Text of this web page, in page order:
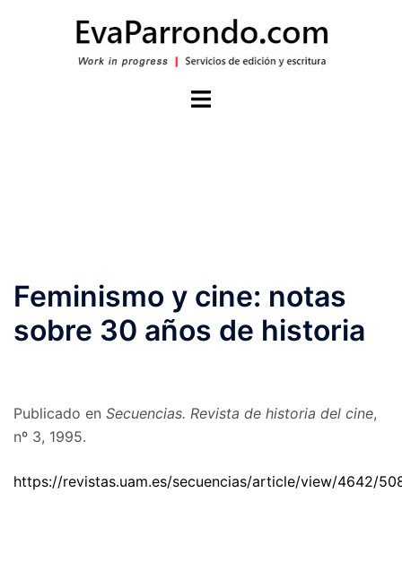
Alternar
Feminismo y cine: notas
sobre 30 años de historia
Publicado en Secuencias. Revista de historia del cine,
nº 3, 1995.
https://revistas.uam.es/secuencias/article/view/4642/